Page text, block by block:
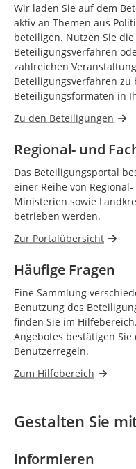
Wir laden Sie auf dem
aktiv an Themen aus
beteiligen. Nutzen Sie
Beteiligungsverfahren
zahlreichen
Beteiligungsverfahren
Beteiligungsformaten in
Zu den Beteiligungen
Regional- und
Das Beteiligungsportal
einer Reihe von
Ministerien sowie
betrieben werden.
Zur Portalübersicht
Häufige Fragen
Eine Sammlung
Benutzung des
finden Sie im
Angebotes bestätigen
Benutzerregeln.
Zum Hilfebereich
Gestalten Sie
Informieren